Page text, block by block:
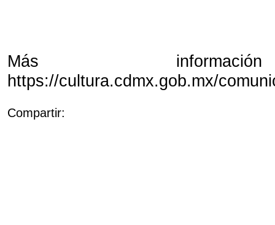
Más
https://cultura.cdmx.gob.mx/
Compartir: